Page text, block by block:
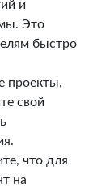
и
Это
быстро
проекты,
свой
что для
на